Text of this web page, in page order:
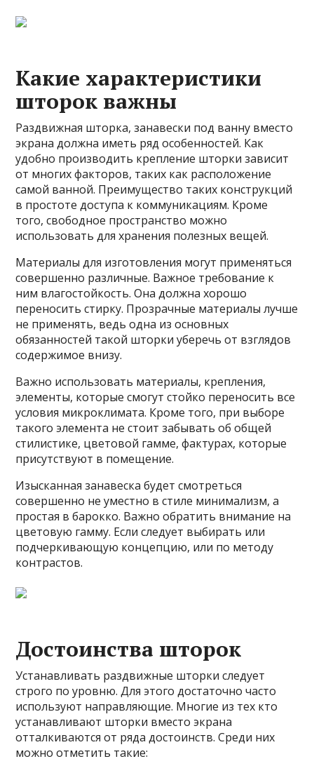
Какие характеристики
шторок важны
Раздвижная шторка, занавески под ванну вместо
экрана должна иметь ряд особенностей. Как
удобно производить крепление шторки зависит
от многих факторов, таких как расположение
самой ванной. Преимущество таких конструкций
в простоте доступа к коммуникациям. Кроме
того, свободное пространство можно
использовать для хранения полезных вещей.
Материалы для изготовления могут применяться
совершенно различные. Важное требование к
ним влагостойкость. Она должна хорошо
переносить стирку. Прозрачные материалы лучше
не применять, ведь одна из основных
обязанностей такой шторки уберечь от взглядов
содержимое внизу.
Важно использовать материалы, крепления,
элементы, которые смогут стойко переносить все
условия микроклимата. Кроме того, при выборе
такого элемента не стоит забывать об общей
стилистике, цветовой гамме, фактурах, которые
присутствуют в помещение.
Изысканная занавеска будет смотреться
совершенно не уместно в стиле минимализм, а
простая в барокко. Важно обратить внимание на
цветовую гамму. Если следует выбирать или
подчеркивающую концепцию, или по методу
контрастов.
Достоинства шторок
Устанавливать раздвижные шторки следует
строго по уровню. Для этого достаточно часто
используют направляющие. Многие из тех кто
устанавливают шторки вместо экрана
отталкиваются от ряда достоинств. Среди них
можно отметить такие: